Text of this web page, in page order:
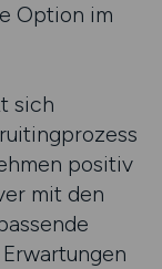
Option im
sich
positiv
mit den